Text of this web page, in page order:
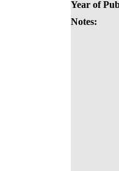
Year of
Notes: